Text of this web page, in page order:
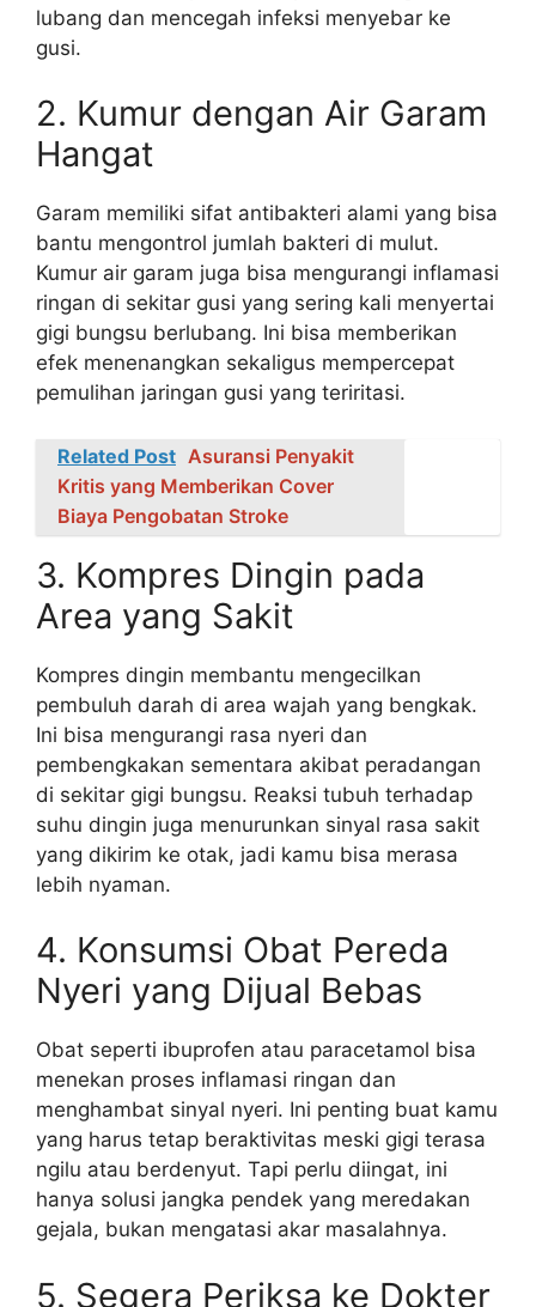
lubang dan mencegah infeksi menyebar ke
gusi.
2. Kumur dengan Air Garam
Hangat
Garam memiliki sifat antibakteri alami yang bisa
bantu mengontrol jumlah bakteri di mulut.
Kumur air garam juga bisa mengurangi inflamasi
ringan di sekitar gusi yang sering kali menyertai
gigi bungsu berlubang. Ini bisa memberikan
efek menenangkan sekaligus mempercepat
pemulihan jaringan gusi yang teriritasi.
Related Post Asuransi Penyakit
Kritis yang Memberikan Cover
Biaya Pengobatan Stroke
3. Kompres Dingin pada
Area yang Sakit
Kompres dingin membantu mengecilkan
pembuluh darah di area wajah yang bengkak.
Ini bisa mengurangi rasa nyeri dan
pembengkakan sementara akibat peradangan
di sekitar gigi bungsu. Reaksi tubuh terhadap
suhu dingin juga menurunkan sinyal rasa sakit
yang dikirim ke otak, jadi kamu bisa merasa
lebih nyaman.
4. Konsumsi Obat Pereda
Nyeri yang Dijual Bebas
Obat seperti ibuprofen atau paracetamol bisa
menekan proses inflamasi ringan dan
menghambat sinyal nyeri. Ini penting buat kamu
yang harus tetap beraktivitas meski gigi terasa
ngilu atau berdenyut. Tapi perlu diingat, ini
hanya solusi jangka pendek yang meredakan
gejala, bukan mengatasi akar masalahnya.
5. Segera Periksa ke Dokter